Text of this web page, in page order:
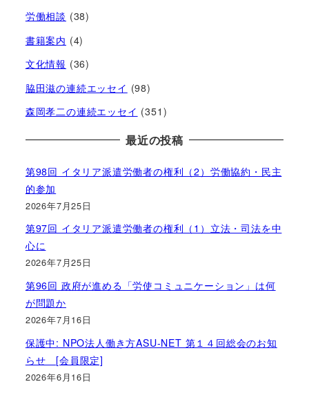
労働相談 (38)
書籍案内 (4)
文化情報 (36)
脇田滋の連続エッセイ (98)
森岡孝二の連続エッセイ (351)
最近の投稿
第98回 イタリア派遣労働者の権利（2）労働協約・民主
的参加
2026年7月25日
第97回 イタリア派遣労働者の権利（1）立法・司法を中
心に
2026年7月25日
第96回 政府が進める「労使コミュニケーション」は何
が問題か
2026年7月16日
保護中: NPO法人働き方ASU-NET 第１４回総会のお知
らせ [会員限定]
2026年6月16日